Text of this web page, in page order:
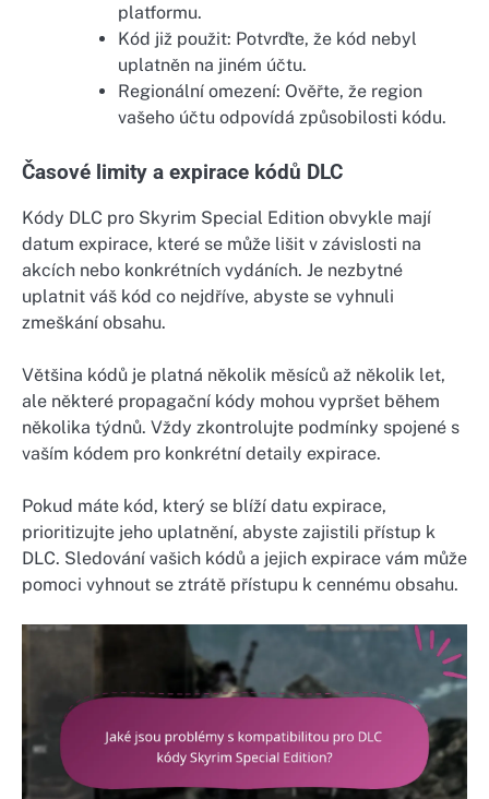
platformu.
Kód již použit: Potvrďte, že kód nebyl
uplatněn na jiném účtu.
Regionální omezení: Ověřte, že region
vašeho účtu odpovídá způsobilosti kódu.
Časové limity a expirace kódů DLC
Kódy DLC pro Skyrim Special Edition obvykle mají
datum expirace, které se může lišit v závislosti na
akcích nebo konkrétních vydáních. Je nezbytné
uplatnit váš kód co nejdříve, abyste se vyhnuli
zmeškání obsahu.
Většina kódů je platná několik měsíců až několik let,
ale některé propagační kódy mohou vypršet během
několika týdnů. Vždy zkontrolujte podmínky spojené s
vaším kódem pro konkrétní detaily expirace.
Pokud máte kód, který se blíží datu expirace,
prioritizujte jeho uplatnění, abyste zajistili přístup k
DLC. Sledování vašich kódů a jejich expirace vám může
pomoci vyhnout se ztrátě přístupu k cennému obsahu.